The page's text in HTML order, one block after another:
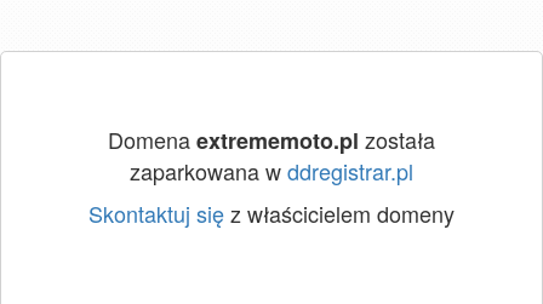
Domenaextrememoto.pl została
zaparkowana wddregistrar.pl
Skontaktuj sięz właścicielem domeny